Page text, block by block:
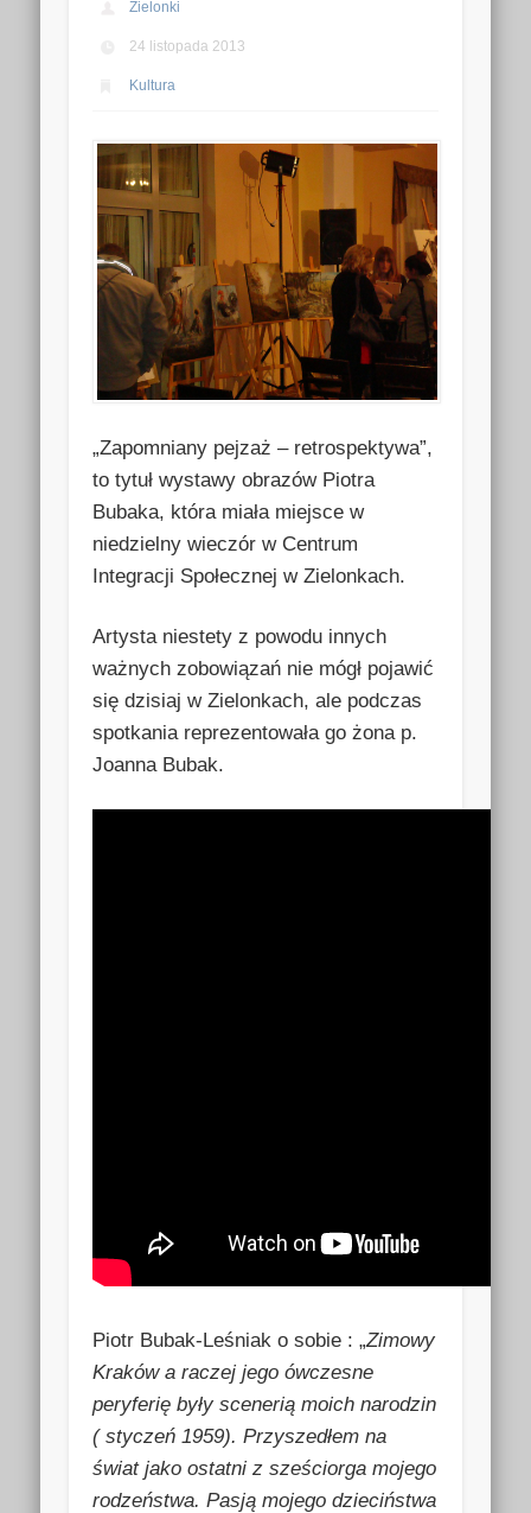
Zielonki
24 listopada 2013
Kultura
„Zapomniany pejzaż – retrospektywa”,
to tytuł wystawy obrazów Piotra
Bubaka, która miała miejsce w
niedzielny wieczór w Centrum
Integracji Społecznej w Zielonkach.
Artysta niestety z powodu innych
ważnych zobowiązań nie mógł pojawić
się dzisiaj w Zielonkach, ale podczas
spotkania reprezentowała go żona p.
Joanna Bubak.
Piotr Bubak-Leśniak o sobie : „Zimowy
Kraków a raczej jego ówczesne
peryferię były scenerią moich narodzin
( styczeń 1959). Przyszedłem na
świat jako ostatni z sześciorga mojego
rodzeństwa. Pasją mojego dzieciństwa